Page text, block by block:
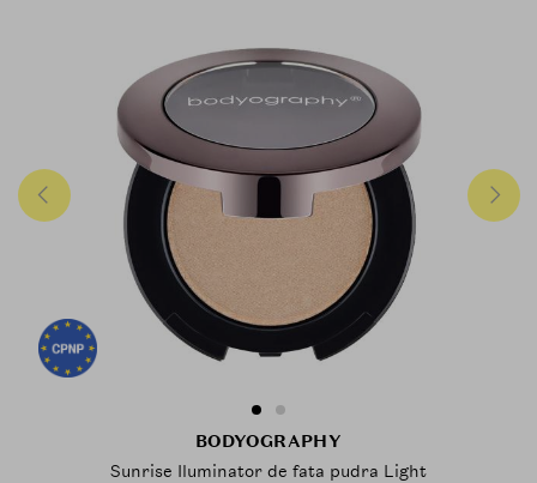
BODYOGRAPHY
Sunrise Iluminator de fata pudra Light